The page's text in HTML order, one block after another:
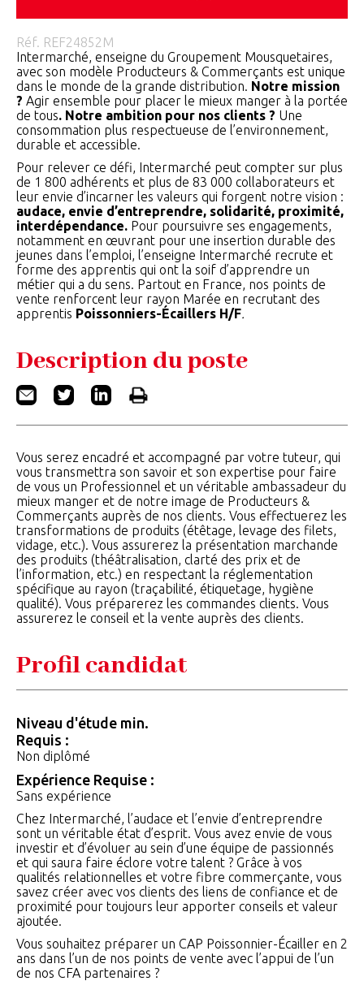
Réf. REF24852M
Intermarché, enseigne du Groupement Mousquetaires,
avec son modèle Producteurs & Commerçants est unique
dans le monde de la grande distribution. Notre mission
? Agir ensemble pour placer le mieux manger à la portée
de tous. Notre ambition pour nos clients ? Une
consommation plus respectueuse de l’environnement,
durable et accessible.
Pour relever ce défi, Intermarché peut compter sur plus
de 1 800 adhérents et plus de 83 000 collaborateurs et
leur envie d’incarner les valeurs qui forgent notre vision :
audace, envie d’entreprendre, solidarité, proximité,
interdépendance. Pour poursuivre ses engagements,
notamment en œuvrant pour une insertion durable des
jeunes dans l’emploi, l’enseigne Intermarché recrute et
forme des apprentis qui ont la soif d’apprendre un
métier qui a du sens. Partout en France, nos points de
vente renforcent leur rayon Marée en recrutant des
apprentis Poissonniers-Écaillers H/F.
Description du poste
Vous serez encadré et accompagné par votre tuteur, qui
vous transmettra son savoir et son expertise pour faire
de vous un Professionnel et un véritable ambassadeur du
mieux manger et de notre image de Producteurs &
Commerçants auprès de nos clients. Vous effectuerez les
transformations de produits (étêtage, levage des filets,
vidage, etc.). Vous assurerez la présentation marchande
des produits (théâtralisation, clarté des prix et de
l’information, etc.) en respectant la réglementation
spécifique au rayon (traçabilité, étiquetage, hygiène
qualité). Vous préparerez les commandes clients. Vous
assurerez le conseil et la vente auprès des clients.
Profil candidat
Niveau d'étude min.
Requis :
Non diplômé
Expérience Requise :
Sans expérience
Chez Intermarché, l’audace et l’envie d’entreprendre
sont un véritable état d’esprit. Vous avez envie de vous
investir et d’évoluer au sein d’une équipe de passionnés
et qui saura faire éclore votre talent ? Grâce à vos
qualités relationnelles et votre fibre commerçante, vous
savez créer avec vos clients des liens de confiance et de
proximité pour toujours leur apporter conseils et valeur
ajoutée.
Vous souhaitez préparer un CAP Poissonnier-Écailler en 2
ans dans l’un de nos points de vente avec l’appui de l’un
de nos CFA partenaires ?